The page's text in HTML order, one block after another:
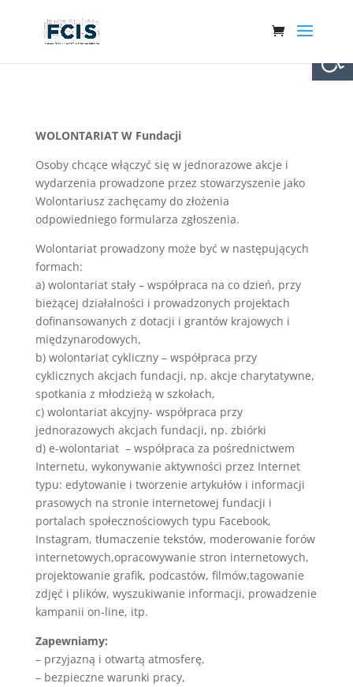
WOLONTARIAT W Fundacji
Osoby chcące włączyć się w jednorazowe akcje i
wydarzenia prowadzone przez stowarzyszenie jako
Wolontariusz zachęcamy do złożenia
odpowiedniego formularza zgłoszenia.
Wolontariat prowadzony może być w następujących
formach:
a) wolontariat stały – współpraca na co dzień, przy
bieżącej działalności i prowadzonych projektach
dofinansowanych z dotacji i grantów krajowych i
międzynarodowych,
b) wolontariat cykliczny – współpraca przy
cyklicznych akcjach fundacji, np. akcje charytatywne,
spotkania z młodzieżą w szkołach,
c) wolontariat akcyjny- współpraca przy
jednorazowych akcjach fundacji, np. zbiórki
d) e-wolontariat – współpraca za pośrednictwem
Internetu, wykonywanie aktywności przez Internet
typu: edytowanie i tworzenie artykułów i informacji
prasowych na stronie internetowej fundacji i
portalach społecznościowych typu Facebook,
Instagram, tłumaczenie tekstów, moderowanie forów
internetowych,opracowywanie stron internetowych,
projektowanie grafik, podcastów, filmów,tagowanie
zdjęć i plików, wyszukiwanie informacji, prowadzenie
kampanii on-line, itp.
Zapewniamy:
– przyjazną i otwartą atmosferę,
– bezpieczne warunki pracy,